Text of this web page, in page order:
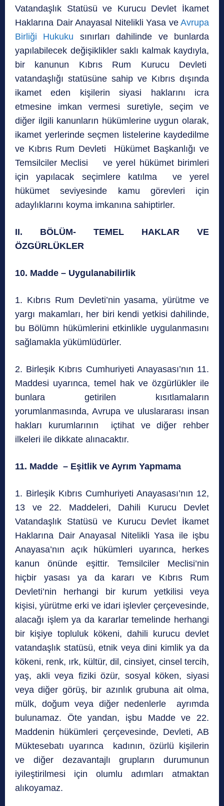
Vatandaşlık Statüsü ve Kurucu Devlet İkamet
Haklarına Dair Anayasal Nitelikli Yasa ve Avrupa
Birliği Hukuku sınırları dahilinde ve bunlarda
yapılabilecek değişiklikler saklı kalmak kaydıyla,
bir kanunun Kıbrıs Rum Kurucu Devleti
vatandaşlığı statüsüne sahip ve Kıbrıs dışında
ikamet eden kişilerin siyasi haklarını icra
etmesine imkan vermesi suretiyle, seçim ve
diğer ilgili kanunların hükümlerine uygun olarak,
ikamet yerlerinde seçmen listelerine kaydedilme
ve Kıbrıs Rum Devleti Hükümet Başkanlığı ve
Temsilciler Meclisi ve yerel hükümet birimleri
için yapılacak seçimlere katılma ve yerel
hükümet seviyesinde kamu görevleri için
adaylıklarını koyma imkanına sahiptirler.
II. BÖLÜM- TEMEL HAKLAR VE
ÖZGÜRLÜKLER
10. Madde – Uygulanabilirlik
1. Kıbrıs Rum Devleti’nin yasama, yürütme ve
yargı makamları, her biri kendi yetkisi dahilinde,
bu Bölümn hükümlerini etkinlikle uygulanmasını
sağlamakla yükümlüdürler.
2. Birleşik Kıbrıs Cumhuriyeti Anayasası’nın 11.
Maddesi uyarınca, temel hak ve özgürlükler ile
bunlara getirilen kısıtlamaların
yorumlanmasında, Avrupa ve uluslararası insan
hakları kurumlarının içtihat ve diğer rehber
ilkeleri ile dikkate alınacaktır.
11. Madde – Eşitlik ve Ayrım Yapmama
1. Birleşik Kıbrıs Cumhuriyeti Anayasası’nın 12,
13 ve 22. Maddeleri, Dahili Kurucu Devlet
Vatandaşlık Statüsü ve Kurucu Devlet İkamet
Haklarına Dair Anayasal Nitelikli Yasa ile işbu
Anayasa’nın açık hükümleri uyarınca, herkes
kanun önünde eşittir. Temsilciler Meclisi’nin
hiçbir yasası ya da kararı ve Kıbrıs Rum
Devleti’nin herhangi bir kurum yetkilisi veya
kişisi, yürütme erki ve idari işlevler çerçevesinde,
alacağı işlem ya da kararlar temelinde herhangi
bir kişiye topluluk kökeni, dahili kurucu devlet
vatandaşlık statüsü, etnik veya dini kimlik ya da
kökeni, renk, ırk, kültür, dil, cinsiyet, cinsel tercih,
yaş, akli veya fiziki özür, sosyal köken, siyasi
veya diğer görüş, bir azınlık grubuna ait olma,
mülk, doğum veya diğer nedenlerle ayrımda
bulunamaz. Öte yandan, işbu Madde ve 22.
Maddenin hükümleri çerçevesinde, Devleti, AB
Müktesebatı uyarınca kadının, özürlü kişilerin
ve diğer dezavantajlı grupların durumunun
iyileştirilmesi için olumlu adımları atmaktan
alıkoyamaz.